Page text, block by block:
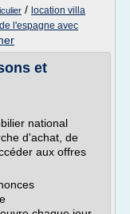
/ location villa
l'espagne avec
et
national
d'achat, de
aux offres